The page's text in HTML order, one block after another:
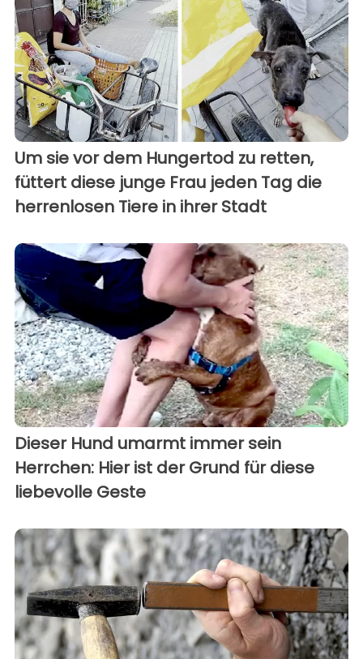
Um sie vor dem Hungertod zu retten,
füttert diese junge Frau jeden Tag die
herrenlosen Tiere in ihrer Stadt
Dieser Hund umarmt immer sein
Herrchen: Hier ist der Grund für diese
liebevolle Geste